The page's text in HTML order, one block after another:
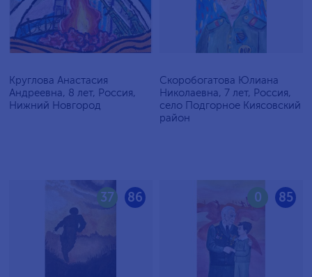
Круглова Анастасия
Андреевна, 8 лет, Россия,
Нижний Новгород
Скоробогатова Юлиана
Николаевна, 7 лет, Россия,
село Подгорное Киясовский
район
86
37 85
0